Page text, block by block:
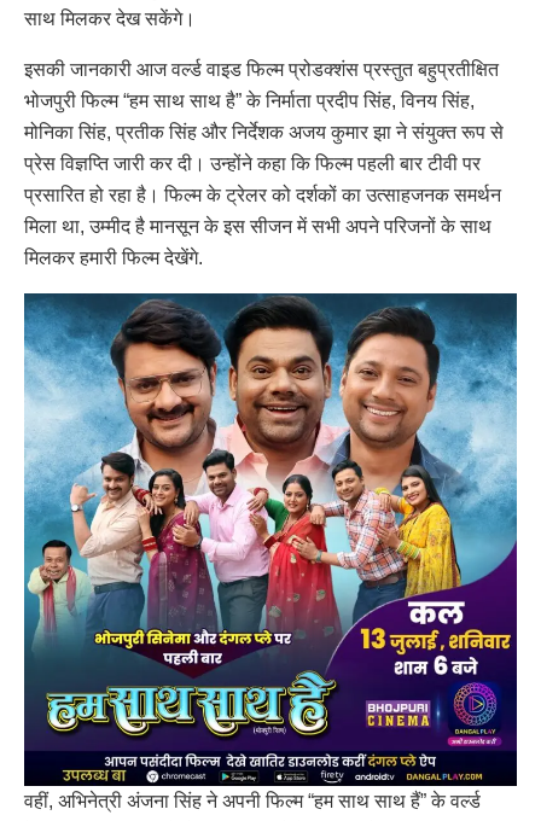
साथ मिलकर देख सकेंगे।
इसकी जानकारी आज वर्ल्ड वाइड फिल्म प्रोडक्शंस प्रस्तुत बहुप्रतीक्षित
भोजपुरी फिल्म “हम साथ साथ है” के निर्माता प्रदीप सिंह, विनय सिंह,
मोनिका सिंह, प्रतीक सिंह और निर्देशक अजय कुमार झा ने संयुक्त रूप से
प्रेस विज्ञप्ति जारी कर दी। उन्होंने कहा कि फिल्म पहली बार टीवी पर
प्रसारित हो रहा है। फिल्म के ट्रेलर को दर्शकों का उत्साहजनक समर्थन
मिला था, उम्मीद है मानसून के इस सीजन में सभी अपने परिजनों के साथ
मिलकर हमारी फिल्म देखेंगे.
वहीं, अभिनेत्री अंजना सिंह ने अपनी फिल्म “हम साथ साथ हैं” के वर्ल्ड